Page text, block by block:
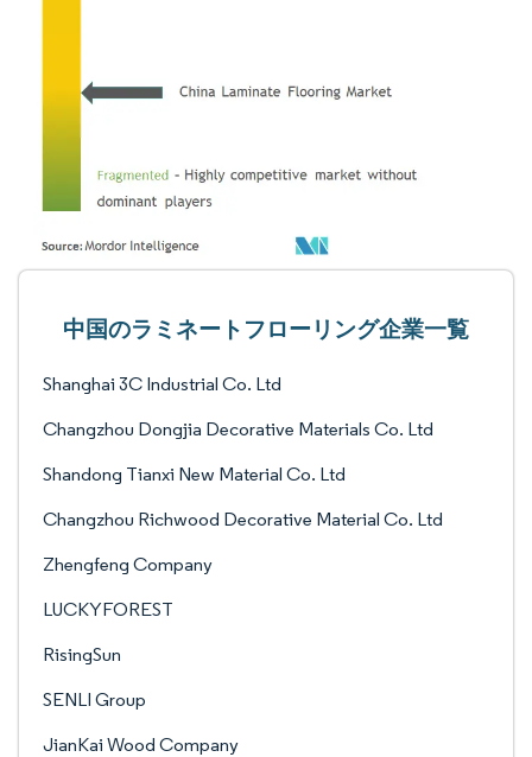
中国のラミネートフローリング企業一覧
Shanghai 3C Industrial Co. Ltd
Changzhou Dongjia Decorative Materials Co. Ltd
Shandong Tianxi New Material Co. Ltd
Changzhou Richwood Decorative Material Co. Ltd
Zhengfeng Company
LUCKYFOREST
RisingSun
SENLI Group
JianKai Wood Company